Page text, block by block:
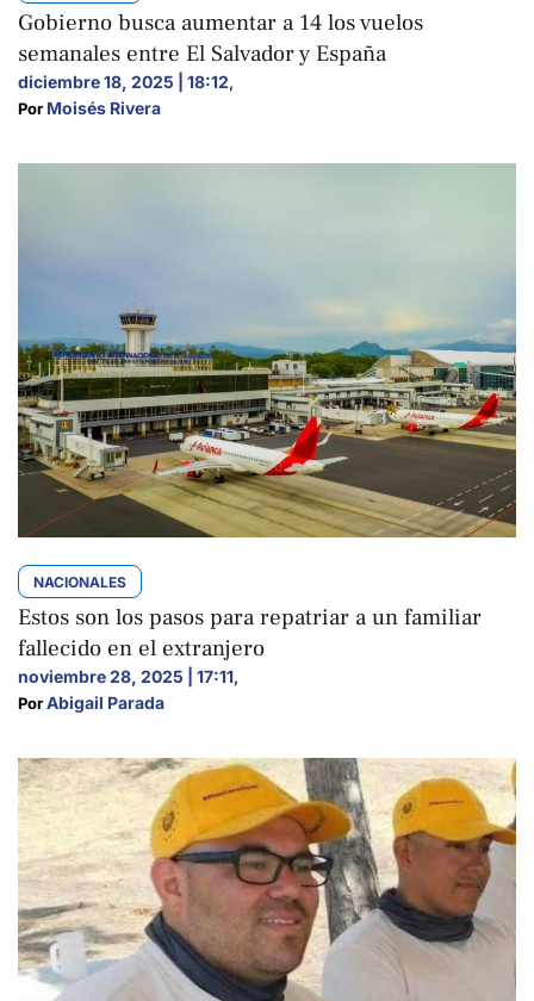
Gobierno busca aumentar a 14 los vuelos
semanales entre El Salvador y España
diciembre 18, 2025 | 18:12,
Por Moisés Rivera
NACIONALES
Estos son los pasos para repatriar a un familiar
fallecido en el extranjero
noviembre 28, 2025 | 17:11,
Por Abigail Parada